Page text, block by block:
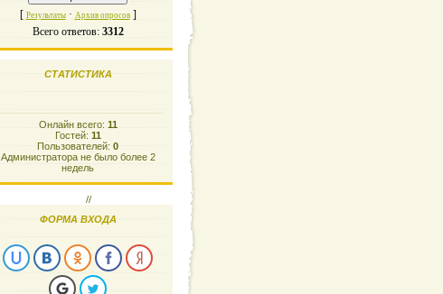
[ Результаты· Архив опросов]
Всего ответов: 3312
СТАТИСТИКА
Онлайн всего: 11
Гостей: 11
Пользователей: 0
Администратора не было более 2
недель
//
ФОРМА ВХОДА